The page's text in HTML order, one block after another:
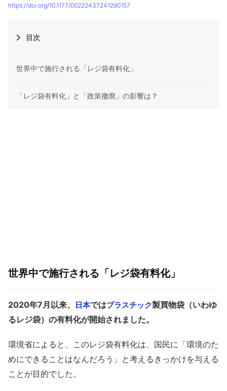
https://doi.org/10.1177/00222437241290157
目次
世界中で施行される「レジ袋有料化」
「レジ袋有料化」と「政策撤廃」の影響は？
世界中で施行される「レジ袋有料化」
2020年7月以来、 日本ではプラスチック製買物袋（いわゆ
るレジ袋）の有料化が開始されました。
環境省によると、このレジ袋有料化は、国民に「環境のた
めにできることはなんだろう」と考えるきっかけを与える
ことが目的でした。